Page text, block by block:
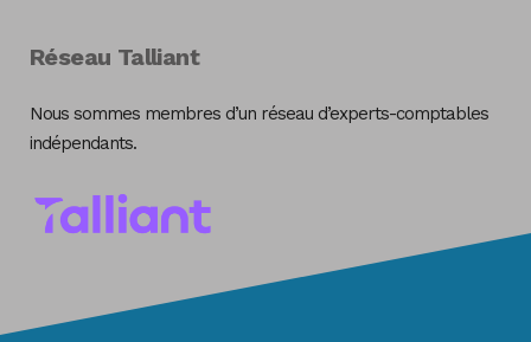
Réseau Talliant
Nous sommes membres d’un réseau d’experts-comptables
indépendants.